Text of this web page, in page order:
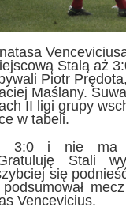
Stalą aż
Piotr
Maślany.
II ligi grupy
w tabeli.
3:0 i nie ma
Stali
się
Vencevicius.